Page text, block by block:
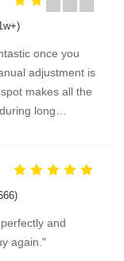
once you
adjustment is
makes all the
long
correctly. The
finding that
No more eye
recommend
Pico 4's
and
again."